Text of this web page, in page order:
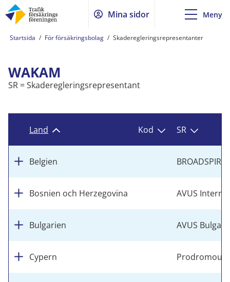
Mina sidor Meny
Startsida / För försäkringsbolag / Skaderegleringsrepresentanter
WAKAM
SR = Skaderegleringsrepresentant
Land Kod SR
Belgien
Bosnien och Herzegovina AVUS
Bulgarien AVUS
Cypern Prodromou